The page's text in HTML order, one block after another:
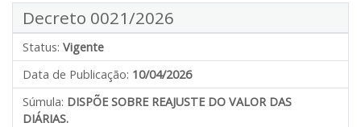
Decreto 0021/2026
Status: Vigente
Data de Publicação: 10/04/2026
Súmula: DISPÕE SOBRE REAJUSTE DO VALOR DAS
DIÁRIAS.